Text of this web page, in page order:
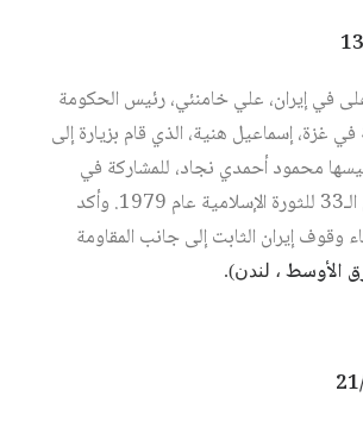
في إيران، علي خامنئي، رئيس الحكومة
في غزة، إسماعيل هنية، الذي قام بزيارة إلى
محمود أحمدي نجاد، للمشاركة في
احتفالاتها بالذكرى الـ33 للثورة الإسلامية عام 1979. وأكد
وقوف إيران الثابت إلى جانب المقاومة
الأوسط ، لندن).